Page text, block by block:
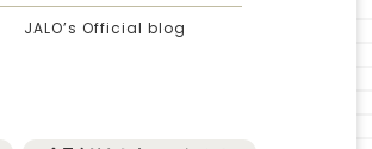
JALO’s Official blog